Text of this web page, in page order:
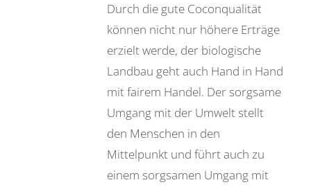
Durch die gute Coconqualität
können nicht nur höhere Erträge
erzielt werde, der biologische
Landbau geht auch Hand in Hand
mit fairem Handel. Der sorgsame
Umgang mit der Umwelt stellt
den Menschen in den
Mittelpunkt und führt auch zu
einem sorgsamen Umgang mit